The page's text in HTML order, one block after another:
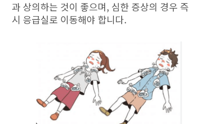
과 상의하는 것이 좋으며, 심한 증상의 경우 즉
시 응급실로 이동해야 합니다.